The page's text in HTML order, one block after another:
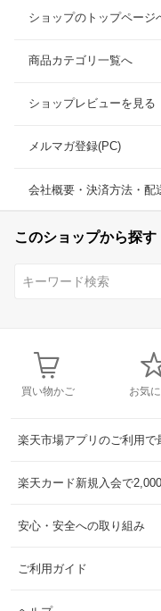
ショップのトップページ
商品カテゴリ一覧へ
ショップレビューを見る
メルマガ登録(PC)
会社概要・決済方法・配
このショップから探す
買い物かご お気
楽天市場アプリのご利用で
楽天カード新規入会で
安心・安全への取り組み
ご利用ガイド